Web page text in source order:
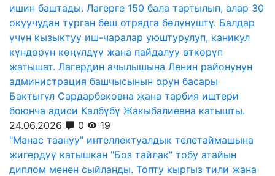
ишин баштады. Лагерге 150 бала тартылып, алар 30
окуучудан турган беш отрядга бөлүнүштү. Балдар
үчүн кызыктуу иш-чаралар уюштурулуп, каникул
күндөрүн көңүлдүү жана пайдалуу өткөрүп
жатышат. Лагердин ачылышына Ленин районунун
администрация башчысынын орун басары
Бактыгүл Сардарбековна жана тарбия иштери
боюнча адиси Калбүбү Жакыбалиевна катышты.
24.06.2026
0
19
"Манас таануу" интеллектуалдык телетаймашына
жигердүү катышкан "Боз тайлак" тобу атайын
диплом менен сыйланды. Топту кыргыз тили жана